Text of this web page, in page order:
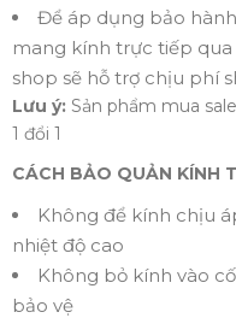
Để áp dụng bảo
mang kính trực tiếp
shop sẽ hỗ trợ chịu phí
Lưu ý: Sản phẩm mua
1 đổi 1
CÁCH BẢO QUẢN KÍNH
Không để kính chịu
nhiệt độ cao
Không bỏ kính vào
bảo vệ